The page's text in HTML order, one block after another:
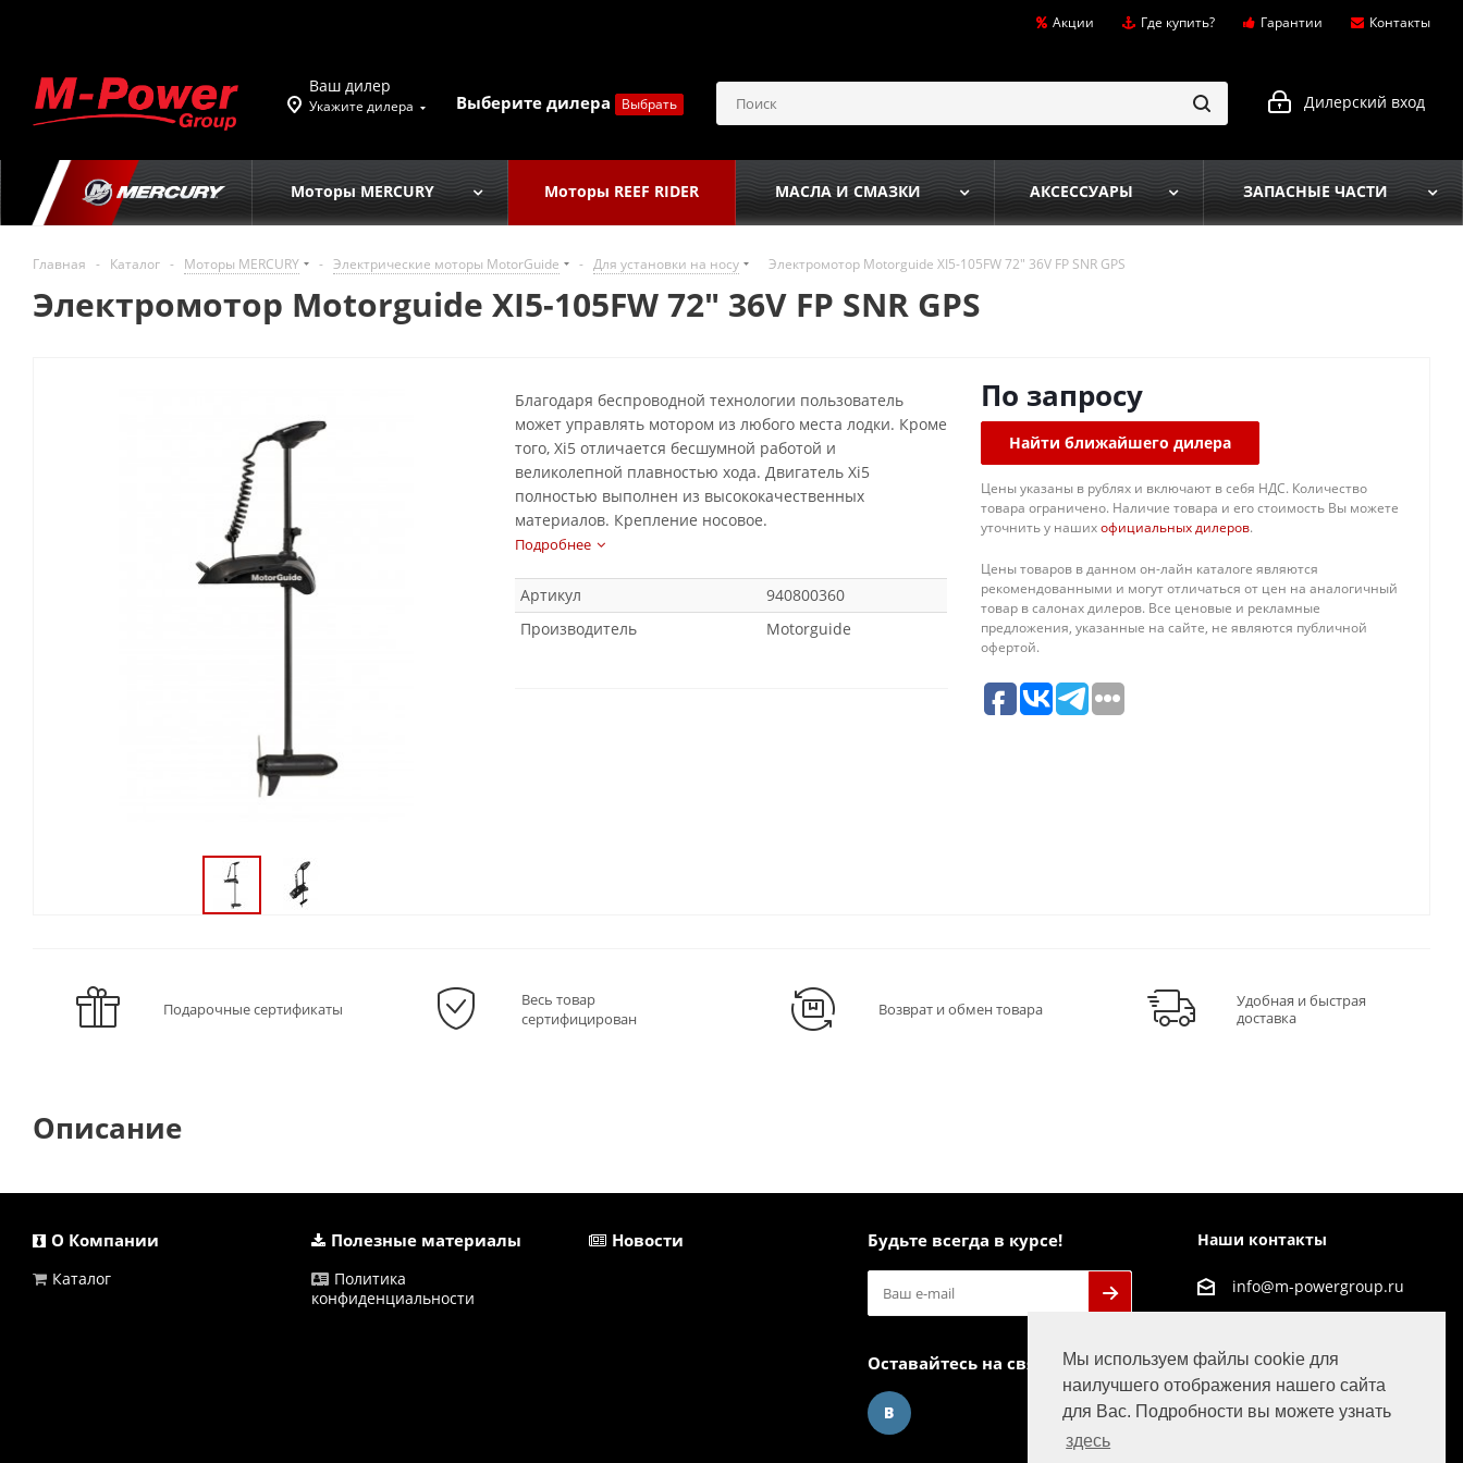
Мы используем файлы cookie для
наилучшего отображения нашего сайта
для Вас. Подробности вы можете узнать
здесь
Акции Где купить? Гарантии Контакты
Ваш дилер
Укажите дилера Выберите дилера Выбрать Дилерский вход
Моторы MERCURY Моторы REEF RIDER МАСЛА И СМАЗКИ АКСЕССУАРЫ ЗАПАСНЫЕ ЧАСТИ
Главная - Каталог - Моторы MERCURY - Электрические моторы MotorGuide - Для установки на носу Электромотор Motorguide XI5-105FW 72" 36V FP SNR GPS
Электромотор Motorguide XI5-105FW 72" 36V FP SNR GPS
По запросу
Найти ближайшего дилера
Цены указаны в рублях и включают в себя НДС. Количество
товара ограничено. Наличие товара и его стоимость Вы можете
уточнить у нашихофициальных дилеров.
Цены товаров в данном он-лайн каталоге являются
рекомендованными и могут отличаться от цен на аналогичный
товар в салонах дилеров. Все ценовые и рекламные
предложения, указанные на сайте, не являются публичной
офертой.
Благодаря беспроводной технологии пользователь
может управлять мотором из любого места лодки. Кроме
того, Xi5 отличается бесшумной работой и
великолепной плавностью хода. Двигатель Xi5
полностью выполнен из высококачественных
материалов. Крепление носовое.
Подробнее
Артикул
940800360
Производитель
Motorguide
Подарочные сертификаты
Весь товар
сертифицирован
Возврат и обмен товара
Удобная и быстрая
доставка
Описание
О Компании
Каталог
Полезные материалы
Политика
конфиденциальности
Новости Будьте всегда в курсе!
Оставайтесь на связи
Наши контакты
info@m-powergroup.ru
Смольная д. 63Б офис
38